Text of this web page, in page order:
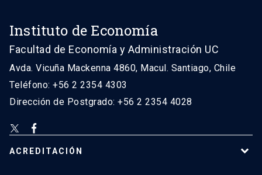
Instituto de Economía
Facultad de Economía y Administración UC
Avda. Vicuña Mackenna 4860, Macul. Santiago, Chile
Teléfono: +56 2 2354 4303
Dirección de Postgrado: +56 2 2354 4028
ACREDITACIÓN